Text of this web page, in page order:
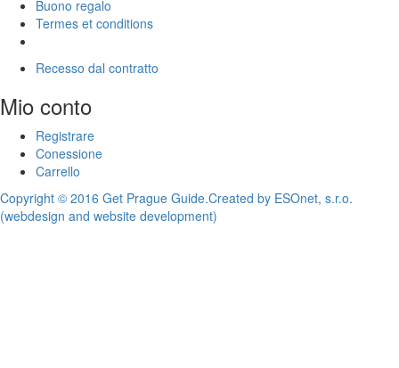
Buono regalo
Termes et conditions
Recesso dal contratto
Mio conto
Registrare
Conessione
Carrello
Copyright © 2016 Get Prague Guide.Created by ESOnet, s.r.o.
(webdesign and website development)